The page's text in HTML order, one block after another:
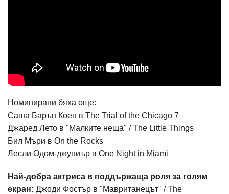
Номинирани бяха още:
Саша Барън Коен в The Trial of the Chicago 7
Джаред Лето в "Малките неща" / The Little Things
Бил Мъри в On the Rocks
Лесли Одом-джуниър в One Night in Miami
Най-добра актриса в поддържаща роля за голям
екран: Джоди Фостър в "Мавританецът" / The